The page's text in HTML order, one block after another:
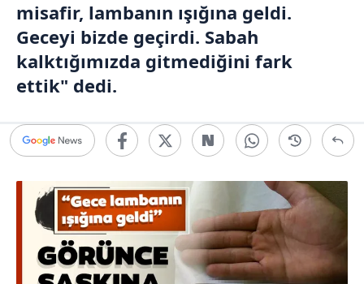
misafir, lambanın ışığına geldi.
Geceyi bizde geçirdi. Sabah
kalktığımızda gitmediğini fark
ettik" dedi.